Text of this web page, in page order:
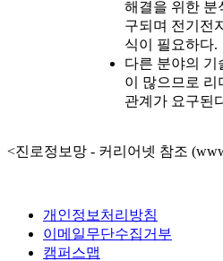
해결을 위한 분
구되며 전기전
식이 필요하다.
다른 분야의 기
이 많으므로 리
관계가 요구된
<진로정보망 - 커리어넷 참조
개인정보처리방침
이메일무단수집거부
캠퍼스맵